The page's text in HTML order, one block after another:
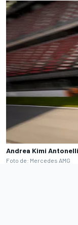
Andrea Kimi
Foto de: Mercedes AMG